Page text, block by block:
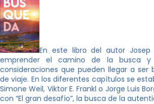
En este libro del autor
emprender el camino de la busca y
consideraciones que pueden llegar a ser
de viaje. En los diferentes capítulos se
Simone Weil, Viktor E. Frankl o Jorge Luis
con “El gran desafío”, la busca de la